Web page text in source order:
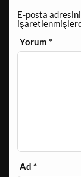
E-posta
Yorum*
Ad*